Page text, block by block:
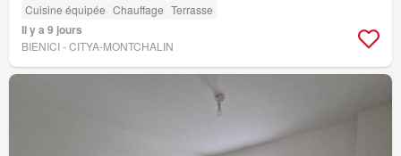
Cuisine équipée Chauffage Terrasse
Il y a 9 jours
BIENICI - CITYA-MONTCHALIN